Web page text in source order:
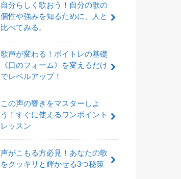
自分らしく歌おう！自分の歌の
個性や強みを知るために、人と
比べてみる。
歌声が変わる！ボイトレの基礎
《口のフォーム》を変えるだけ
でレベルアップ！
この声の響きをマスターしよ
う！すぐに使えるワンポイント
レッスン
声がこもる方必見！あなたの歌
をクッキリと輝かせる3つ秘策